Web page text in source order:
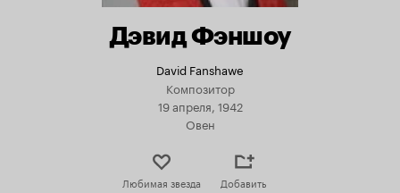
Дэвид Фэншоу
David Fanshawe
Композитор
19 апреля, 1942
Овен
Любимая звезда Добавить